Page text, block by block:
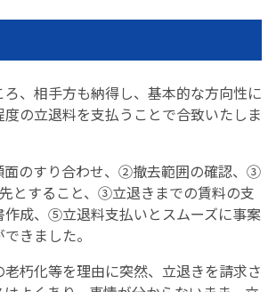
、相手方も納得し、基本的な方向性に
の立退料を支払うことで合致いたしま
のすり合わせ、②撤去範囲の確認、③
とすること、③立退きまでの賃料の支
成、⑤立退料支払いとスムーズに事案
きました。
朽化等を理由に突然、立退きを請求さ